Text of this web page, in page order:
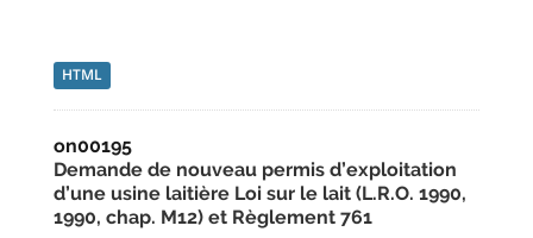
HTML
on00195
Demande de nouveau permis d’exploitation
d’une usine laitière Loi sur le lait (L.R.O. 1990,
1990, chap. M12) et Règlement 761